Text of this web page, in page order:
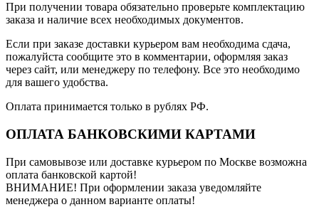
При получении товара обязательно проверьте комплектацию
заказа и наличие всех необходимых документов.
Если при заказе доставки курьером вам необходима сдача,
пожалуйста сообщите это в комментарии, оформляя заказ
через сайт, или менеджеру по телефону. Все это необходимо
для вашего удобства.
Оплата принимается только в рублях РФ.
ОПЛАТА БАНКОВСКИМИ КАРТАМИ
При самовывозе или доставке курьером по Москве возможна
оплата банковской картой!
ВНИМАНИЕ! При оформлении заказа уведомляйте
менеджера о данном варианте оплаты!